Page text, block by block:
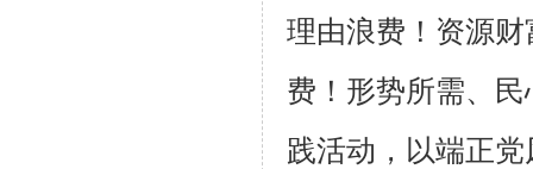
理由浪费！资源
费！形势所需、
践活动，以端正